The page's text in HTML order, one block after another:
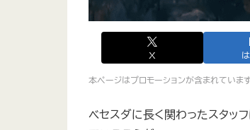
X
本ページはプロモーションが含まれていま
ベセスダに長く関わったスタッ